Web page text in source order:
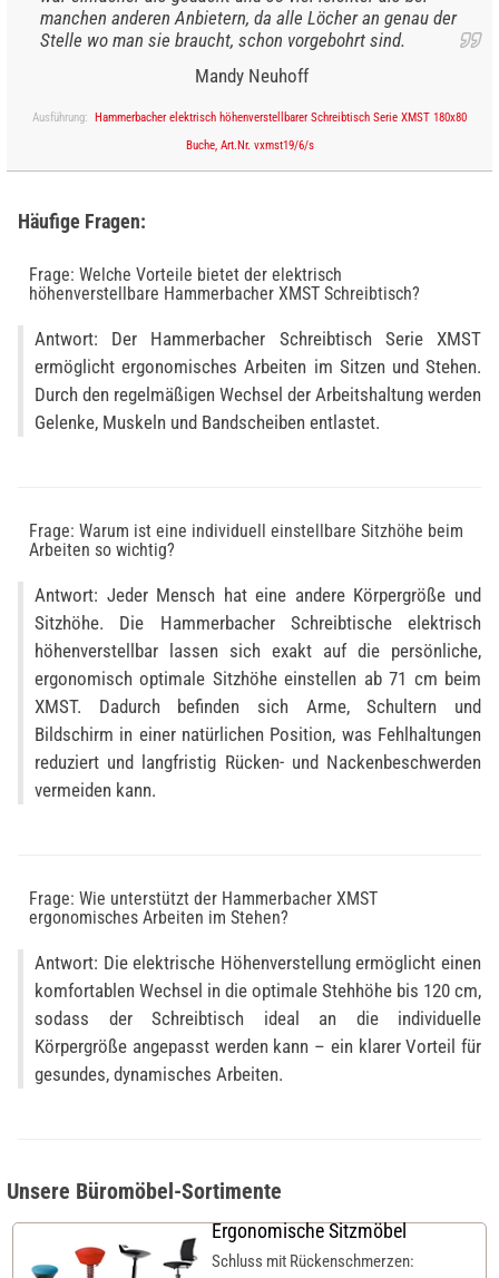
manchen anderen Anbietern, da alle Löcher an genau der
Stelle wo man sie braucht, schon vorgebohrt sind.
Mandy Neuhoff
Ausführung:
Hammerbacher elektrisch höhenverstellbarer Schreibtisch Serie XMST 180x80
Buche, Art.Nr. vxmst19/6/s
Häufige Fragen:
Frage: Welche Vorteile bietet der elektrisch
höhenverstellbare Hammerbacher XMST Schreibtisch?
Antwort: Der Hammerbacher Schreibtisch Serie XMST
ermöglicht ergonomisches Arbeiten im Sitzen und Stehen.
Durch den regelmäßigen Wechsel der Arbeitshaltung werden
Gelenke, Muskeln und Bandscheiben entlastet.
Frage: Warum ist eine individuell einstellbare Sitzhöhe beim
Arbeiten so wichtig?
Antwort: Jeder Mensch hat eine andere Körpergröße und
Sitzhöhe. Die Hammerbacher Schreibtische elektrisch
höhenverstellbar lassen sich exakt auf die persönliche,
ergonomisch optimale Sitzhöhe einstellen ab 71 cm beim
XMST. Dadurch befinden sich Arme, Schultern und
Bildschirm in einer natürlichen Position, was Fehlhaltungen
reduziert und langfristig Rücken- und Nackenbeschwerden
vermeiden kann.
Frage: Wie unterstützt der Hammerbacher XMST
ergonomisches Arbeiten im Stehen?
Antwort: Die elektrische Höhenverstellung ermöglicht einen
komfortablen Wechsel in die optimale Stehhöhe bis 120 cm,
sodass der Schreibtisch ideal an die individuelle
Körpergröße angepasst werden kann – ein klarer Vorteil für
gesundes, dynamisches Arbeiten.
Unsere Büromöbel-Sortimente
Ergonomische Sitzmöbel
Schluss mit Rückenschmerzen: